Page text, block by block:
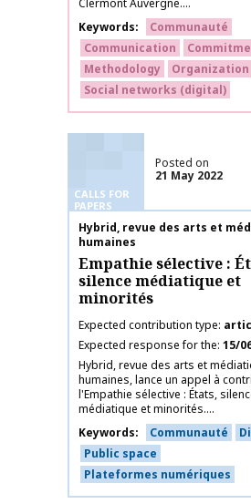
Clermont Auvergne....
Keywords
Communauté
Communication
Methodology
Organization
Social networks (digital)
CALLS FOR
PAPERS
Posted on
21 May 2022
Publication name
Hybrid, revue des arts et
humaines
Empathie sélective :
silence médiatique et
minorités
Expected contribution type
Expected response for the 15/
Hybrid, revue des arts et
humaines, lance un appel à
l'Empathie sélective : États,
médiatique et minorités....
Keywords
Communauté
Public space
Plateformes numériques